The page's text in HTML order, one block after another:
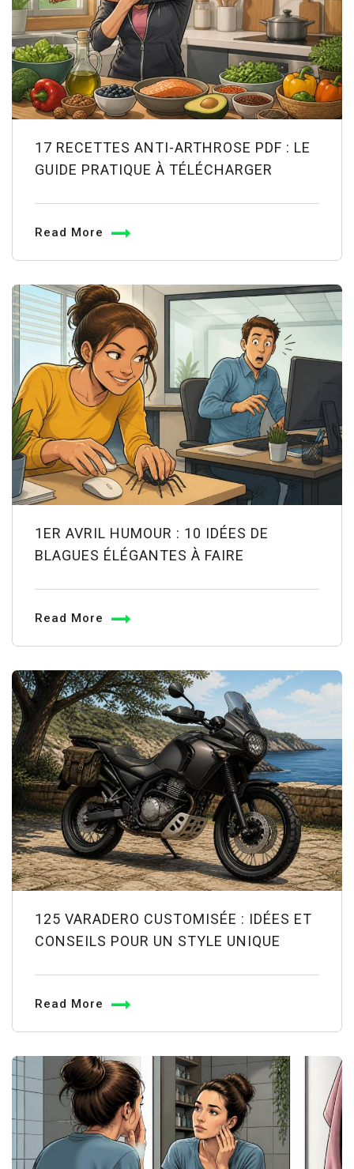
17 RECETTES ANTI-ARTHROSE PDF : LE
GUIDE PRATIQUE À TÉLÉCHARGER
Read More
1ER AVRIL HUMOUR : 10 IDÉES DE
BLAGUES ÉLÉGANTES À FAIRE
Read More
125 VARADERO CUSTOMISÉE : IDÉES ET
CONSEILS POUR UN STYLE UNIQUE
Read More